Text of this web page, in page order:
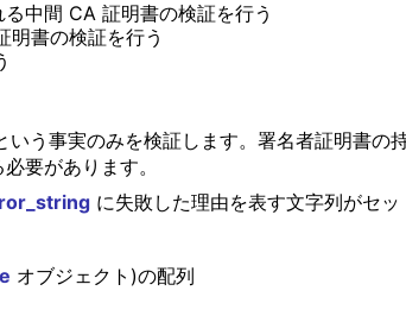
中間 CA 証明書の検証を行う
明書の検証を行う
う事実のみを検証します。署名者証明書
要があります。
に失敗した理由を表す文字列がセッ
オブジェクト)の配列